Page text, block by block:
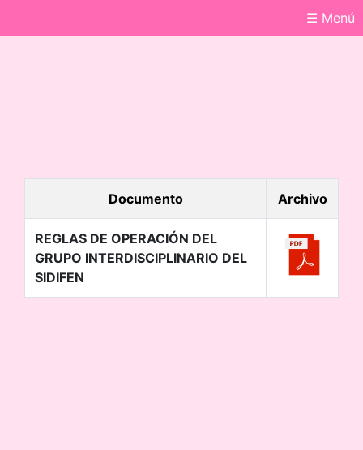
☰ Menú
Documento Archivo
REGLAS DE OPERACIÓN DEL
GRUPO INTERDISCIPLINARIO DEL
SIDIFEN